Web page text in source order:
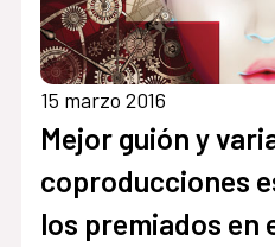
15 marzo 2016
Mejor guión y
coproducciones
los premiados en